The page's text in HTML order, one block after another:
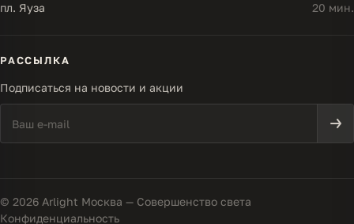
пл. Яуза
20 мин.
РАССЫЛКА
Подписаться на новости и акции
© 2026 Arlight Москва — Совершенство света
Конфиденциальность